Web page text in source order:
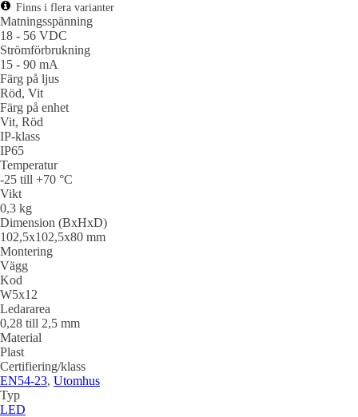
Finns i flera varianter
Matningsspänning
18 - 56 VDC
Strömförbrukning
15 - 90 mA
Färg på ljus
Röd, Vit
Färg på enhet
Vit, Röd
IP-klass
IP65
Temperatur
-25 till +70 °C
Vikt
0,3 kg
Dimension (BxHxD)
102,5x102,5x80 mm
Montering
Vägg
Kod
W5x12
Ledararea
0,28 till 2,5 mm
Material
Plast
Certifiering/klass
EN54-23, Utomhus
Typ
LED